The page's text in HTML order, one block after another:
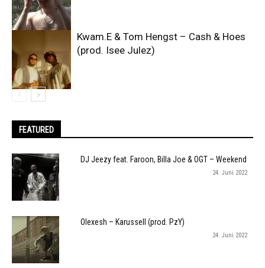
Kwam.E & Tom Hengst – Cash & Hoes
(prod. Isee Julez)
FEATURED
DJ Jeezy feat. Faroon, Billa Joe & OGT – Weekend
24. Juni 2022
Olexesh – Karussell (prod. PzY)
24. Juni 2022